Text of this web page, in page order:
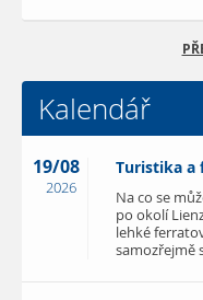
Kalendář
19/08
2026
Turistika a
Na co se
po okolí
lehké
samozřejmě